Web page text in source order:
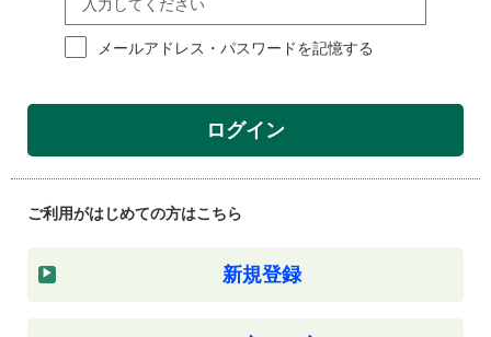
メールアドレス・パスワードを記憶する
ログイン
ご利用がはじめての方はこちら
新規登録